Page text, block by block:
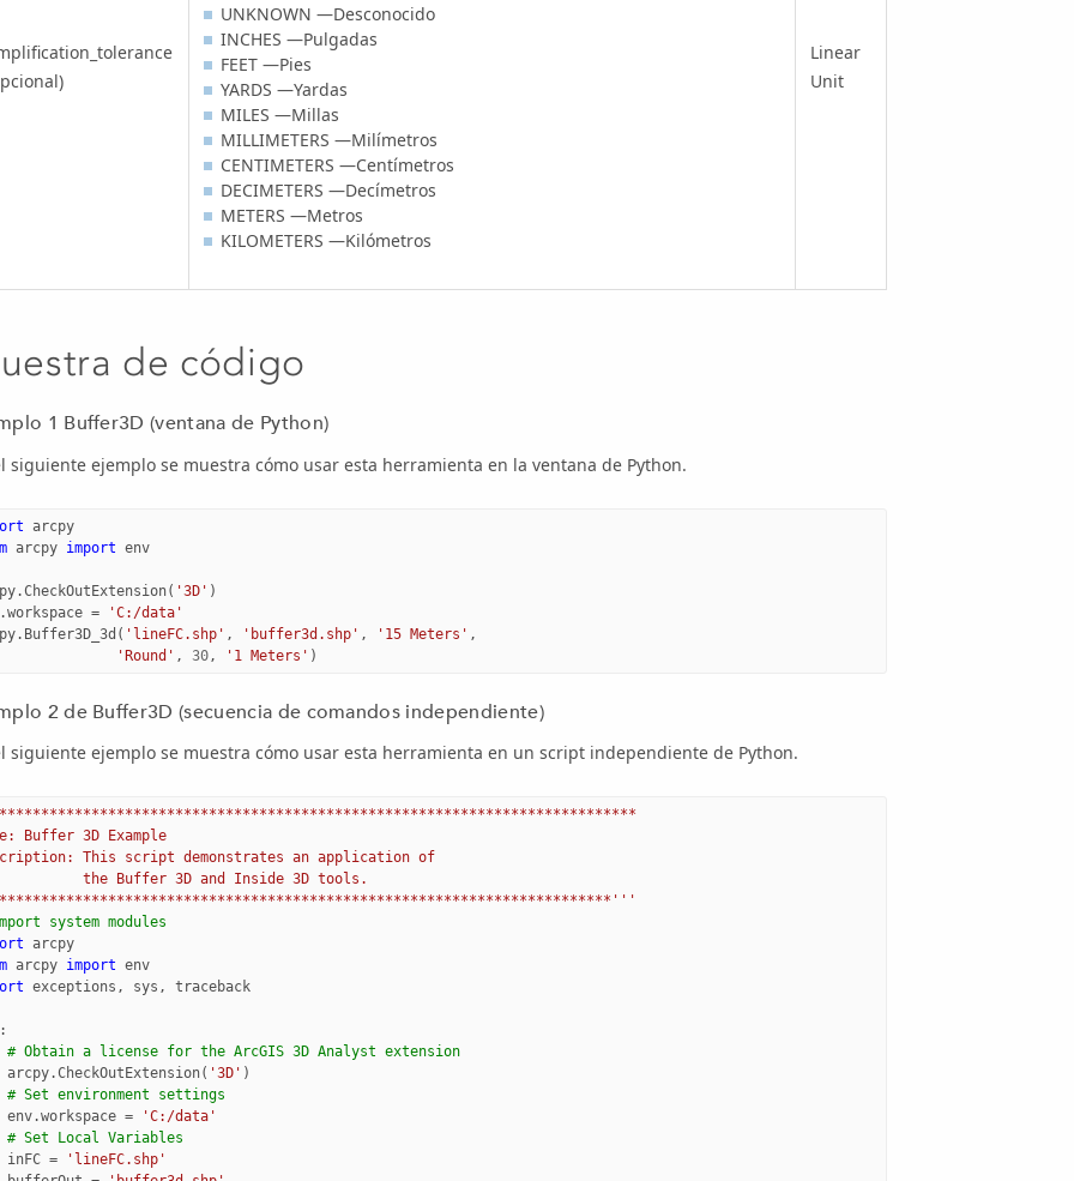
UNKNOWN —Desconocido
INCHES —Pulgadas
FEET —Pies
YARDS —Yardas
MILES —Millas
MILLIMETERS —Milímetros
CENTIMETERS —Centímetros
DECIMETERS —Decímetros
METERS —Metros
KILOMETERS —Kilómetros
Linear
Unit
de código
1 Buffer3D (ventana de Python)
siguiente ejemplo se muestra cómo usar esta herramienta en la ventana de Python.
arcpy
arcpy import env
.CheckOutExtension( '3D' )
.workspace =
'C:/data'
. Buffer3D_3d ( 'lineFC.shp' , 'buffer3d.shp' , '15 Meters' ,
'Round' , 30 , '1 Meters' )
2 de Buffer3D (secuencia de comandos independiente)
siguiente ejemplo se muestra cómo usar esta herramienta en un script independiente de Python.
Buffer 3D Example
This script demonstrates an application of
the Buffer 3D and Inside 3D tools.
system modules
arcpy
arcpy import env
exceptions , sys , traceback
:
# Obtain a license for the ArcGIS 3D Analyst extension
arcpy.CheckOutExtension( '3D' )
# Set environment settings
env.workspace =
'C:/data'
# Set Local Variables
inFC =
'lineFC.shp'